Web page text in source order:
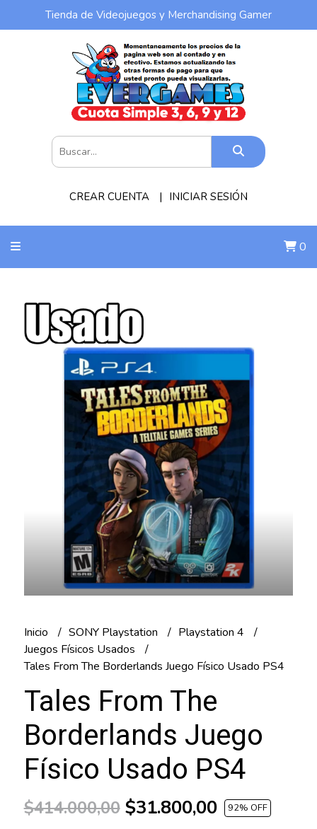
Tienda de Videojuegos y Merchandising Gamer
CREAR CUENTA INICIAR SESIÓN
0
Inicio SONY Playstation
Playstation 4
Juegos Físicos Usados
Tales From The Borderlands Juego Físico Usado PS4
Tales From The
Borderlands Juego
Físico Usado PS4
$414.000,00$31.800,00 92% OFF